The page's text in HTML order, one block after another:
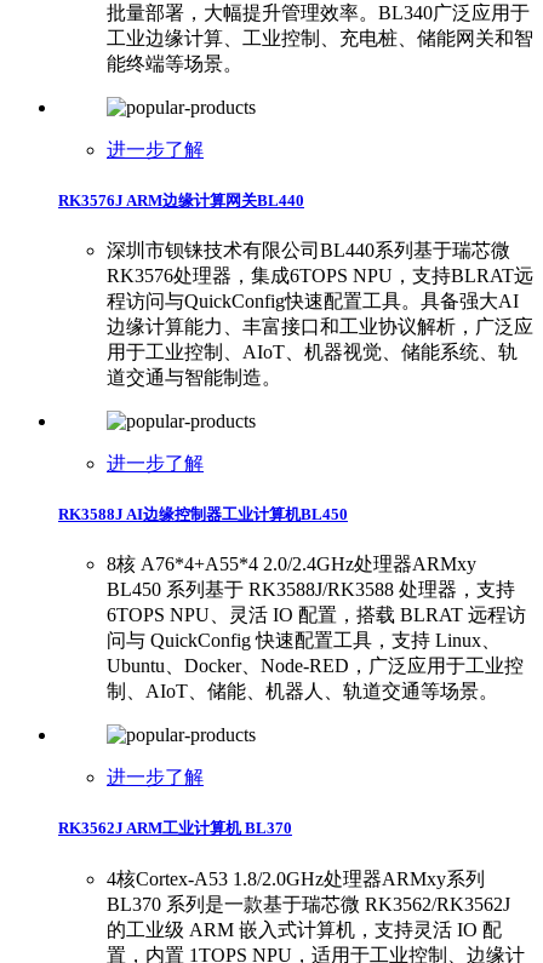
批量部署，大幅提升管理效率。BL340广泛应用于
工业边缘计算、工业控制、充电桩、储能网关和智
能终端等场景。
进一步了解
RK3576J ARM边缘计算网关BL440
深圳市钡铼技术有限公司BL440系列基于瑞芯微
RK3576处理器，集成6TOPS NPU，支持BLRAT远
程访问与QuickConfig快速配置工具。具备强大AI
边缘计算能力、丰富接口和工业协议解析，广泛应
用于工业控制、AIoT、机器视觉、储能系统、轨
道交通与智能制造。
进一步了解
RK3588J AI边缘控制器工业计算机BL450
8核 A76*4+A55*4 2.0/2.4GHz处理器ARMxy
BL450 系列基于 RK3588J/RK3588 处理器，支持
6TOPS NPU、灵活 IO 配置，搭载 BLRAT 远程访
问与 QuickConfig 快速配置工具，支持 Linux、
Ubuntu、Docker、Node-RED，广泛应用于工业控
制、AIoT、储能、机器人、轨道交通等场景。
进一步了解
RK3562J ARM工业计算机 BL370
4核Cortex-A53 1.8/2.0GHz处理器ARMxy系列
BL370 系列是一款基于瑞芯微 RK3562/RK3562J
的工业级 ARM 嵌入式计算机，支持灵活 IO 配
置，内置 1TOPS NPU，适用于工业控制、边缘计